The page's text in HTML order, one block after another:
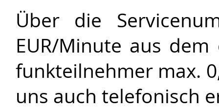
Über die
EUR/Minute aus
funk­teilnehmer max.
uns auch telefonisch